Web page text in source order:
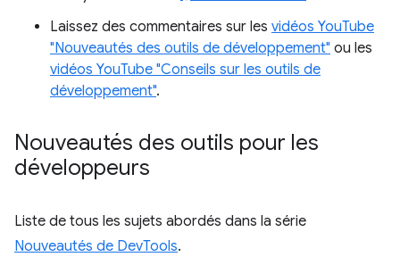
Laissez des commentaires sur les vidéos YouTube
"Nouveautés des outils de développement" ou les
vidéos YouTube "Conseils sur les outils de
développement".
Nouveautés des outils pour les
développeurs
Liste de tous les sujets abordés dans la série
Nouveautés de DevTools.